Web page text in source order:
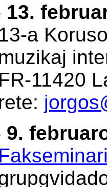
13.
13-a
FR-11420
9.